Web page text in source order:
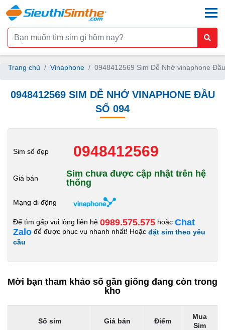
Trang chủ Vinaphone 0948412569 Sim Dễ Nhớ vinaphone
0948412569 SIM DỄ NHỚ VINAPHONE ĐẦU
SỐ 094
Sim số đẹp 0948412569
Giá bán
Sim chưa được cập nhật trên hệ
thống
Mạng di động
Để tìm gấp vui lòng liên hệ 0989.575.575 hoặc Chat
Zalo để được phục vụ nhanh nhất! Hoặc đặt sim theo yêu
cầu
Mời bạn tham khảo số gần giống đang còn trong
kho
Số sim Giá bán Điểm
Mua
Sim